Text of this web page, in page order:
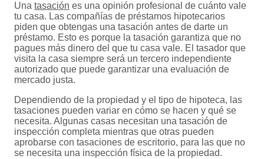
Una tasación es una opinión profesional de cuánto vale
tu casa. Las compañías de préstamos hipotecarios
piden que obtengas una tasación antes de darte un
préstamo. Esto es porque la tasación garantiza que no
pagues más dinero del que tu casa vale. El tasador que
visita la casa siempre será un tercero independiente
autorizado que puede garantizar una evaluación de
mercado justa.
Dependiendo de la propiedad y el tipo de hipoteca, las
tasaciones pueden variar en cómo se hacen y qué se
necesita. Algunas casas necesitan una tasación de
inspección completa mientras que otras pueden
aprobarse con tasaciones de escritorio, para las que no
se necesita una inspección física de la propiedad.